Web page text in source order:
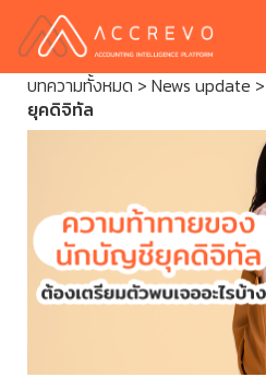
บทความทั้งหมด > News update >
ยุคดิจิทัล